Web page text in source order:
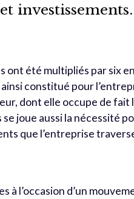
investissements.
ont été multipliés par six
constitué pour
dont elle occupe de fait
joue aussi la nécessité
que l’entreprise
l’occasion d’un